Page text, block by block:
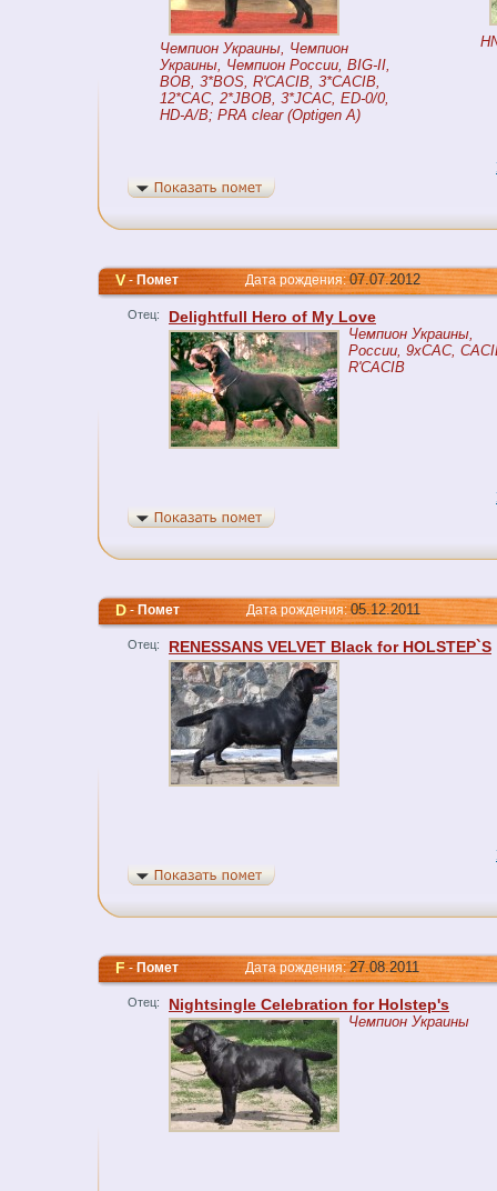
Чемпион Украины, Чемпион
Украины, Чемпион России, BIG-II,
BOB, 3*BOS, R'CACIB, 3*CACIB,
12*CAC, 2*JBOB, 3*JCAC, ED-0/0,
HD-А/B; PRA clear (Optigen A)
V-ПометДата рождения:07.07.2012
Отец: Delightfull Hero of My Love
Чемпион Украины,
России, 9xCAC,
R'CACIB
D-ПометДата рождения:05.12.2011
Отец: RENESSANS VELVET Black for HOLSTEP`S
F-ПометДата рождения:27.08.2011
Отец: Nightsingle Celebration for Holstep's
Чемпион Украины